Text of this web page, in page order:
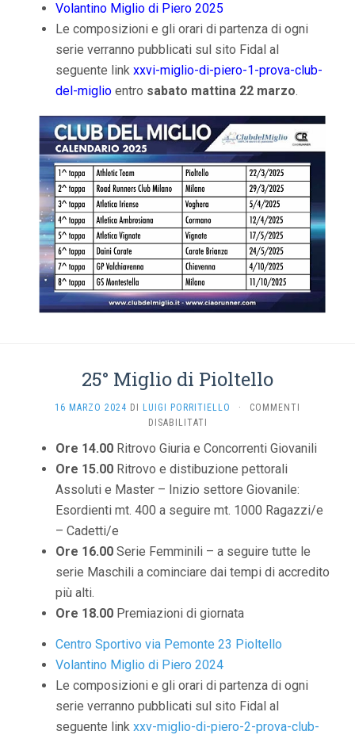
Volantino Miglio di Piero 2025
Le composizioni e gli orari di partenza di ogni
serie verranno pubblicati sul sito Fidal al
seguente link xxvi-miglio-di-piero-1-prova-club-
del-miglio entro sabato mattina 22 marzo.
25° Miglio di Pioltello
16 MARZO 2024 DI LUIGI PORRITIELLO ·
COMMENTI
DISABILITATI
MIGLIO
DI
Ore 14.00 Ritrovo Giuria e Concorrenti Giovanili
Ore 15.00 Ritrovo e distibuzione pettorali
Assoluti e Master – Inizio settore Giovanile:
Esordienti mt. 400 a seguire mt. 1000 Ragazzi/e
– Cadetti/e
Ore 16.00 Serie Femminili – a seguire tutte le
serie Maschili a cominciare dai tempi di accredito
più alti.
Ore 18.00 Premiazioni di giornata
Centro Sportivo via Pemonte 23 Pioltello
Volantino Miglio di Piero 2024
Le composizioni e gli orari di partenza di ogni
serie verranno pubblicati sul sito Fidal al
seguente link xxv-miglio-di-piero-2-prova-club-